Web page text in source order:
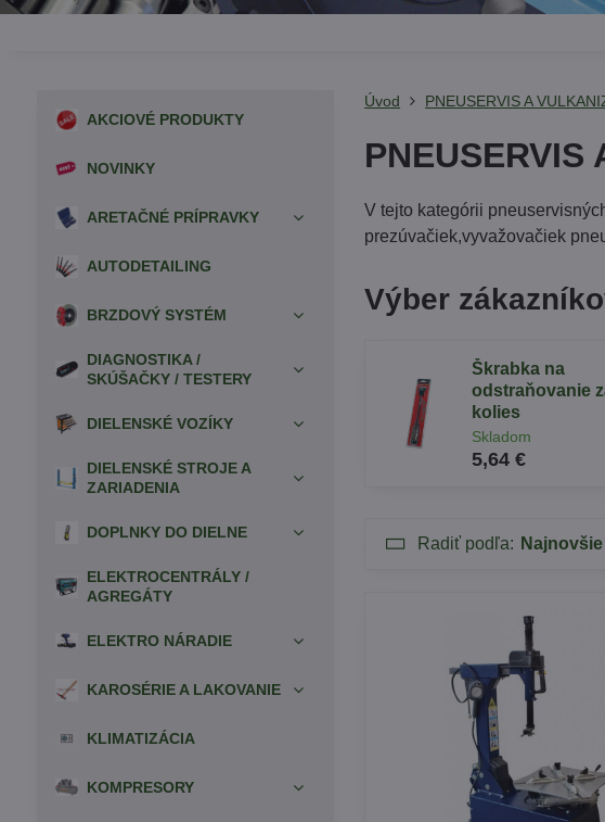
Úvod PNEUSERVIS A
PNEUSERVIS
V tejto kategórii
prezúvačiek,vyvažovačiek
Výber
Škrabka na
odstraňovanie
kolies
Skladom
5,64 €
Radiť podľa: Najnovšie
AKCIOVÉ PRODUKTY
NOVINKY
ARETAČNÉ PRÍPRAVKY
AUTODETAILING
BRZDOVÝ SYSTÉM
DIAGNOSTIKA /
SKÚŠAČKY / TESTERY
DIELENSKÉ VOZÍKY
DIELENSKÉ STROJE A
ZARIADENIA
DOPLNKY DO DIELNE
ELEKTROCENTRÁLY /
AGREGÁTY
ELEKTRO NÁRADIE
KAROSÉRIE A LAKOVANIE
KLIMATIZÁCIA
KOMPRESORY